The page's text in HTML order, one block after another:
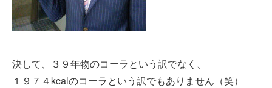
決して、３９年物のコーラという訳でなく、
１９７４kcalのコーラという訳でもありません（笑）